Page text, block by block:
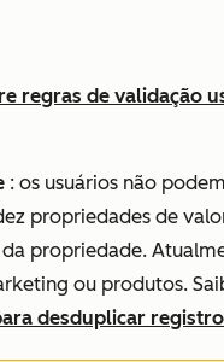
regras de validação
: os usuários não
propriedades de
propriedade.
ou produtos.
desduplicar